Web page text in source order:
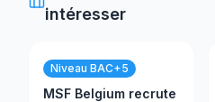
intéresser
Niveau BAC+5
MSF Belgium recrute